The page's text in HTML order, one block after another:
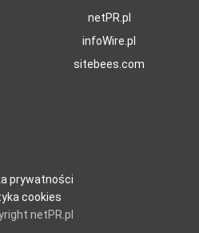
netPR.pl
infoWire.pl
sitebees.com
prywatności
cookies
netPR.pl